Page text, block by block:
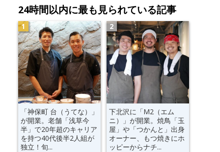
24時間以内に最も見られている記事
「神保町 台（うてな）」
が開業。老舗「浅草今
半」で20年超のキャリア
を持つ40代後半2人組が
独立！旬...
下北沢に「M2（エム
ニ）」が開業。焼鳥「玉
屋」や「つかんと」出身
オーナー、もつ焼きにホ
ッピーからナチ...